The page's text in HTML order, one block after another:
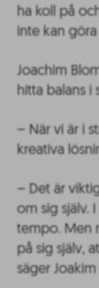
ha koll på
inte kan
Joachim
hitta balans i
– När vi är i
kreativa
– Det är
om sig själv.
tempo. Men
på sig själv,
säger